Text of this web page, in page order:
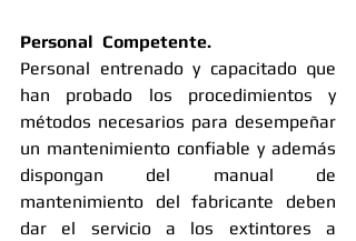
Personal  Competente.
Personal entrenado y capacitado que
han probado los procedimientos y
métodos necesarios para desempeñar
un mantenimiento confiable y además
dispongan del manual de
mantenimiento del fabricante deben
dar el servicio a los extintores a